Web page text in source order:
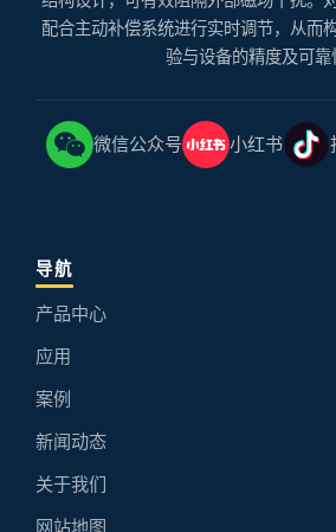
配合主动补偿系统进行实时调节，从而
验与设备的精度及可靠
微信公众号 小红书
导航
产品中心
应用
案例
新闻动态
关于我们
网站地图